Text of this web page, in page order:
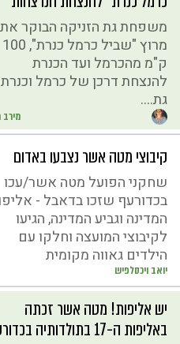
מירב
משפחת גת הזניקה הבוקר את
מרוץ "שביל כרמל כנרת", 100
ק"מ מהכרמל ועד הכנרת
להנצחת דרכן של כרמל וכנרת
גת....
יואב ויכסלפיש
קיבוצי מטה אשר נצבעו באדום
שחקני הפועל מטה אשר/עכו
בכדורעף שזכו בדאבל -
המדינה וגביע המדינה, הגיעו
לקיבוצי המועצה וחלקו עם
הילדים גאווה מקומית
יש אליפות! מטה אשר זכתה
באליפות ה-17 בתולדותיה בכדורעף